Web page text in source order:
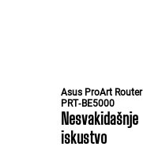
Asus ProArt Router
PRT‑BE5000
Nesvakidašnje
iskustvo